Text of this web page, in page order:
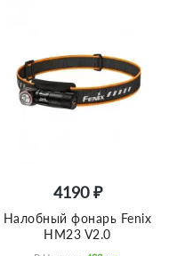
4190 ₽
Налобный фонарь Fenix
HM23 V2.0